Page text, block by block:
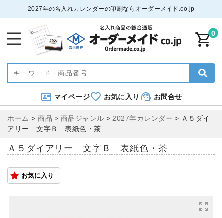
2027年の名入れカレンダーの印刷ならオーダーメイド.co.jp
0
マイページ お気に入り お問合せ
ホーム > 商品 > 商品ジャンル > 2027年カレンダー > Ａ５ダイ
アリー 文字Ｂ 表紙色・茶
Ａ５ダイアリー 文字Ｂ 表紙色・茶
お気に入り